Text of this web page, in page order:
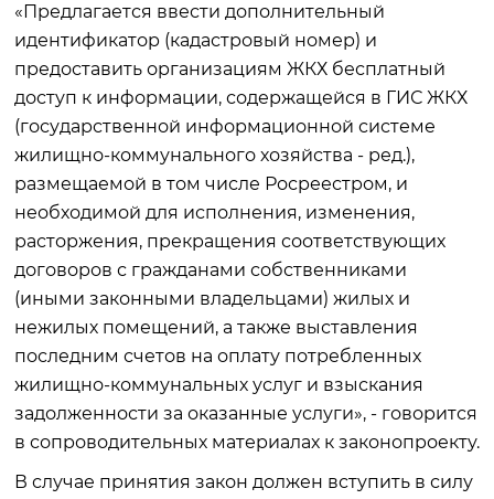
«Предлагается ввести дополнительный
идентификатор (кадастровый номер) и
предоставить организациям ЖКХ бесплатный
доступ к информации, содержащейся в ГИС ЖКХ
(государственной информационной системе
жилищно-коммунального хозяйства - ред.),
размещаемой в том числе Росреестром, и
необходимой для исполнения, изменения,
расторжения, прекращения соответствующих
договоров с гражданами собственниками
(иными законными владельцами) жилых и
нежилых помещений, а также выставления
последним счетов на оплату потребленных
жилищно-коммунальных услуг и взыскания
задолженности за оказанные услуги», - говорится
в сопроводительных материалах к законопроекту.
В случае принятия закон должен вступить в силу